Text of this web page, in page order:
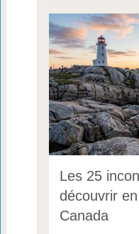
Les 25
découvrir
Canada